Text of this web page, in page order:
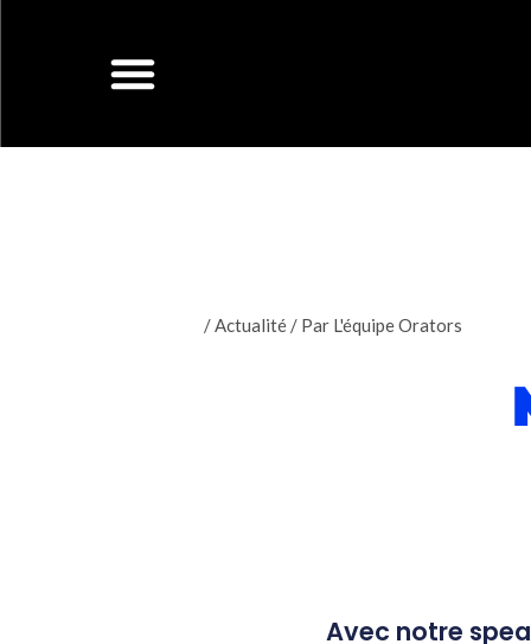
/Actualité / Par L'équipe Orators
Avec notre